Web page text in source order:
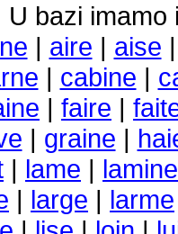
U bazi imamo
| aire | aise
| cabine |
| faire |
| graine |
| lame |
| large | larme